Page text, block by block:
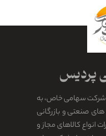
سهامی خاص، به
شرکت های صنعتی و بازرگانی
انواع کالاهای مجاز و